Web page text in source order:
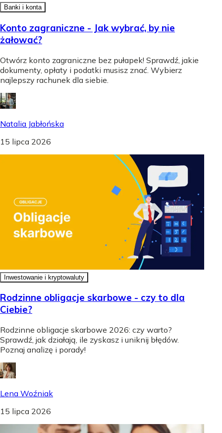
Banki i konta
Konto zagraniczne - Jak wybrać, by nie
żałować?
Otwórz konto zagraniczne bez pułapek! Sprawdź, jakie
dokumenty, opłaty i podatki musisz znać. Wybierz
najlepszy rachunek dla siebie.
Natalia Jabłońska
15 lipca 2026
Inwestowanie i kryptowaluty
Rodzinne obligacje skarbowe - czy to dla
Ciebie?
Rodzinne obligacje skarbowe 2026: czy warto?
Sprawdź, jak działają, ile zyskasz i uniknij błędów.
Poznaj analizę i porady!
Lena Woźniak
15 lipca 2026